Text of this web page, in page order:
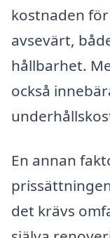
kostnaden
avsevärt,
hållbarhet.
också
En annan
det krävs